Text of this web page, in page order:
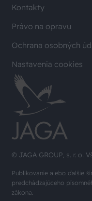
© JAGA GROUP, s. r. o.
Publikovanie alebo ďalšie
predchádzajúceho
zákona.
Kontakty
Právo na opravu
Ochrana osobných
Nastavenia cookies